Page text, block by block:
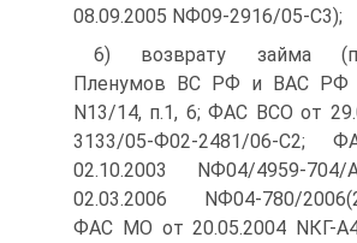
08.09.2005 NФ09-2916/05-С3);
6) возврату займа
Пленумов ВС РФ и ВАС РФ
N13/14, п.1, 6; ФАС ВСО от
3133/05-Ф02-2481/06-
02.10.2003 NФ04/4959-
02.03.2006 NФ04-780/
ФАС МО от 20.05.2004 NКГ-